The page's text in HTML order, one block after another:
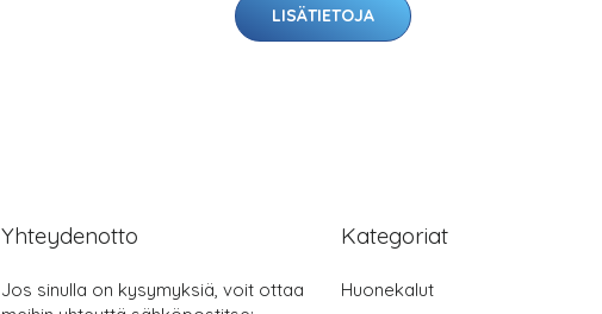
LISÄTIETOJA
Yhteydenotto
Jos sinulla on kysymyksiä, voit ottaa
Kategoriat
Huonekalut